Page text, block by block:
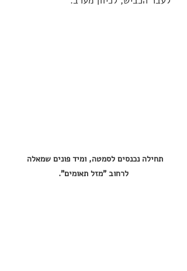
תחילה נכנסים לסמטה, ומיד פונים שמאלה
לרחוב "מזל תאומים".